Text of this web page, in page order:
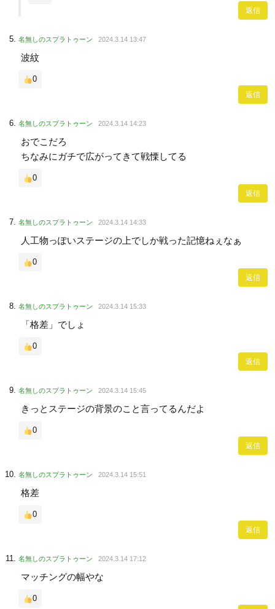
返信
名無しのスプラトゥーン 2024.3.14 13:47
波紋
0
返信
名無しのスプラトゥーン 2024.3.14 14:23
おでこだろ
ちなみにガチで広がってきて戦慄してる
0
返信
名無しのスプラトゥーン 2024.3.14 14:33
人工物っぽいステージの上でしか戦った記憶ねぇなぁ
0
返信
名無しのスプラトゥーン 2024.3.14 15:33
「格差」でしょ
0
返信
名無しのスプラトゥーン 2024.3.14 15:45
きっとステージの背景のこと言ってるんだよ
0
返信
名無しのスプラトゥーン 2024.3.14 15:51
格差
0
返信
名無しのスプラトゥーン 2024.3.14 17:12
マッチングの幅やな
0